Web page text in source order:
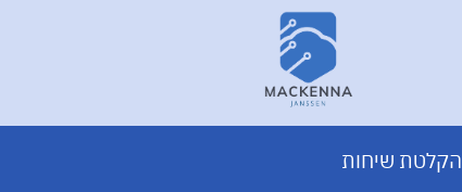
הקלטת שיחות